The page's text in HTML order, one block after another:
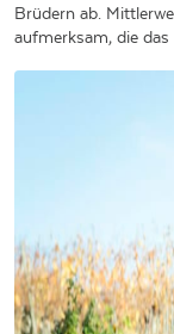
Brüdern ab.
aufmerksam, die das